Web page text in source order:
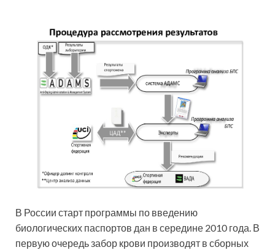
В России старт программы по введению
биологических паспортов дан в середине 2010 года. В
первую очередь забор крови производят в сборных